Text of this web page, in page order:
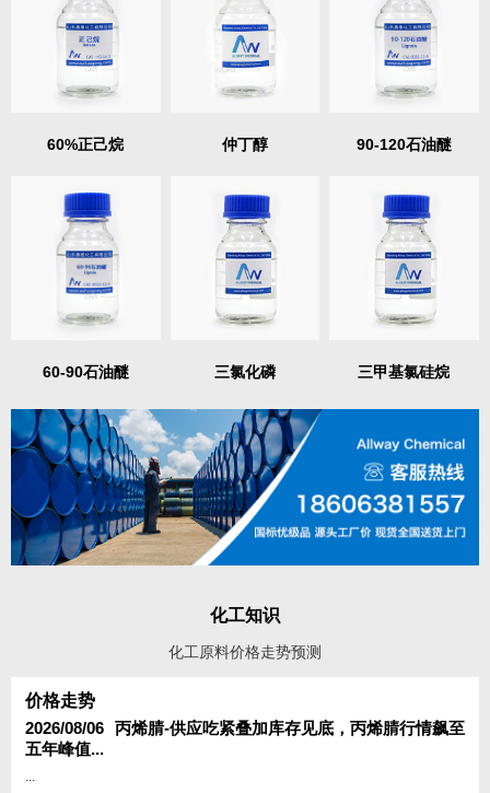
60%正己烷 仲丁醇 90-120石油醚
60-90石油醚 三氯化磷 三甲基氯硅烷
化工知识
化工原料价格走势预测
价格走势
2026/08/06 丙烯腈-供应吃紧叠加库存见底，丙烯腈行情飙至
五年峰值...
...